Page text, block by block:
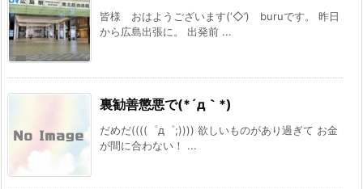
皆様 おはようございます(‘◇’)ゞburuです。 昨日
から広島出張に。 出発前 ...
裏勧善懲悪で(*´д｀*)
だめだ((((゜д゜;)))) 欲しいものがあり過ぎて お金
が間に合わない！ ...